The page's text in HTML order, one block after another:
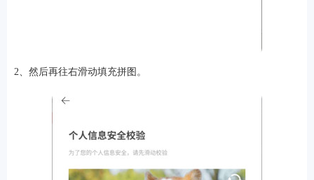
2、然后再往右滑动填充拼图。